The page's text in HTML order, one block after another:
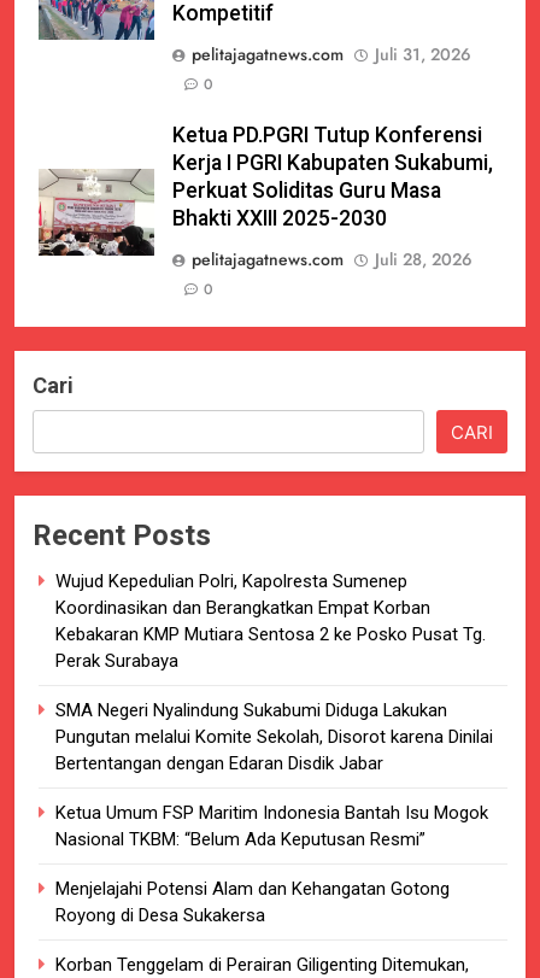
Kompetitif
pelitajagatnews.com
Juli 31, 2026
0
Ketua PD.PGRI Tutup Konferensi
Kerja I PGRI Kabupaten Sukabumi,
Perkuat Soliditas Guru Masa
Bhakti XXIII 2025-2030
pelitajagatnews.com
Juli 28, 2026
0
Cari
CARI
Recent Posts
Wujud Kepedulian Polri, Kapolresta Sumenep
Koordinasikan dan Berangkatkan Empat Korban
Kebakaran KMP Mutiara Sentosa 2 ke Posko Pusat Tg.
Perak Surabaya
SMA Negeri Nyalindung Sukabumi Diduga Lakukan
Pungutan melalui Komite Sekolah, Disorot karena Dinilai
Bertentangan dengan Edaran Disdik Jabar
Ketua Umum FSP Maritim Indonesia Bantah Isu Mogok
Nasional TKBM: “Belum Ada Keputusan Resmi”
Menjelajahi Potensi Alam dan Kehangatan Gotong
Royong di Desa Sukakersa
Korban Tenggelam di Perairan Giligenting Ditemukan,